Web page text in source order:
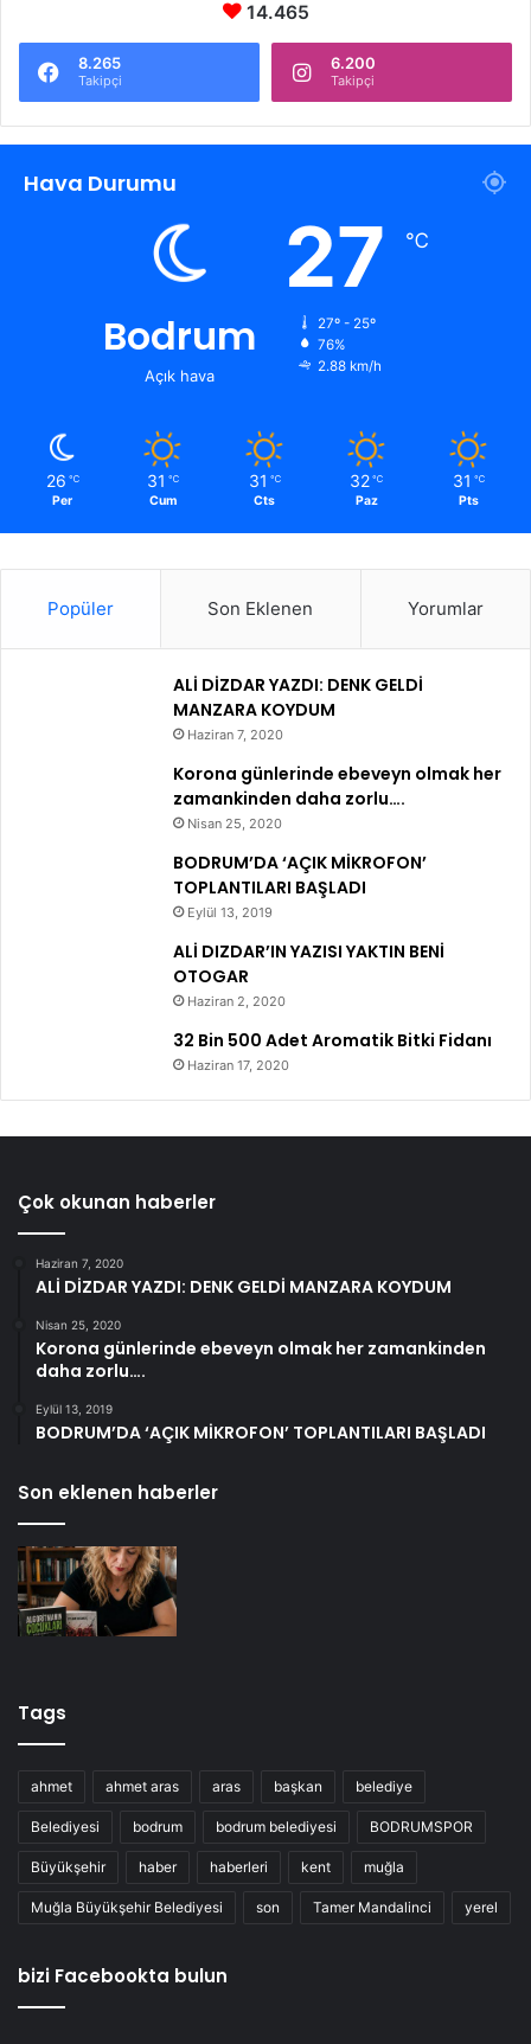
14.465
8.265
Takipçi
6.200
Takipçi
Hava Durumu
Bodrum
Açık hava
27 ℃
27º - 25º
76%
2.88 km/h
26 ℃
Per
31 ℃
Cum
31 ℃
Cts
32 ℃
Paz
31 ℃
Pts
Popüler Son Eklenen Yorumlar
ALİ DİZDAR YAZDI: DENK GELDİ
MANZARA KOYDUM
Haziran 7, 2020
Korona günlerinde ebeveyn olmak her
zamankinden daha zorlu….
Nisan 25, 2020
BODRUM’DA ‘AÇIK MİKROFON’
TOPLANTILARI BAŞLADI
Eylül 13, 2019
ALİ DIZDAR’IN YAZISI YAKTIN BENİ
OTOGAR
Haziran 2, 2020
32 Bin 500 Adet Aromatik Bitki Fidanı
Haziran 17, 2020
Çok okunan haberler
Haziran 7, 2020
ALİ DİZDAR YAZDI: DENK GELDİ MANZARA KOYDUM
Nisan 25, 2020
Korona günlerinde ebeveyn olmak her zamankinden
daha zorlu….
Eylül 13, 2019
BODRUM’DA ‘AÇIK MİKROFON’ TOPLANTILARI BAŞLADI
Son eklenen haberler
Tags
ahmet ahmet aras aras başkan belediye
Belediyesi bodrum bodrum belediyesi BODRUMSPOR
Büyükşehir haber haberleri kent muğla
Muğla Büyükşehir Belediyesi son Tamer Mandalinci yerel
bizi Facebookta bulun